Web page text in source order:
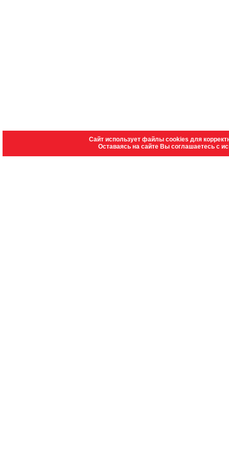
Сайт использует файлы cookies для
Оставаясь на сайте Вы соглашаетесь с